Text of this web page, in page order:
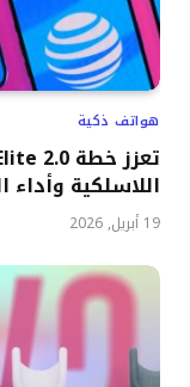
هواتف ذكية
اللاسلكية وأداء
19 أبريل, 2026